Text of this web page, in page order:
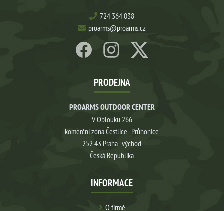
724 364 038
proarms@proarms.cz
PRODEJNA
PROARMS OUTDOOR CENTER
V Oblouku 266
komerční zóna Čestlice–Průhonice
252 43 Praha–východ
Česká Republika
INFORMACE
O firmě